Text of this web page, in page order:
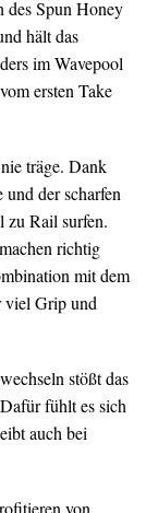
des Spun Honey
hält das
im Wavepool
ersten Take
träge. Dank
der scharfen
zu Rail surfen.
richtig
mit dem
viel Grip und
stößt das
fühlt es sich
auch bei
von